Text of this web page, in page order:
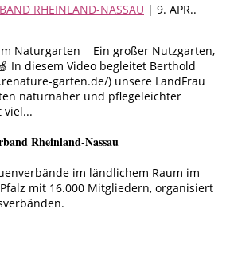
RHEINLAND-NASSAU | 9. APR..
Naturgarten Ein großer Nutzgarten,
In diesem Video begleitet Berthold
garten.de/) unsere LandFrau
naturnaher und pflegeleichter
viel...
Rheinland-Nassau
im ländlichem Raum im
mit 16.000 Mitgliedern, organisiert